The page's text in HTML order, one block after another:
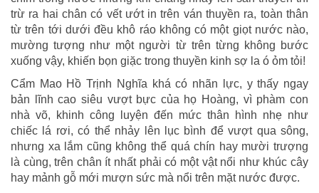
trừ ra hai chân có vết ướt in trên ván thuyền ra, toàn thân
từ trên tới dưới đều khô ráo không có một giọt nước nào,
mường tượng như một người từ trên từng không bước
xuống vậy, khiến bọn giặc trong thuyền kinh sợ la ó ỏm tỏi!
Cẩm Mao Hồ Trịnh Nghĩa khá có nhãn lực, y thấy ngay
bản lĩnh cao siêu vượt bực của họ Hoàng, vì phàm con
nhà võ, khinh công luyện đến mức thân hình nhẹ như
chiếc lá rơi, có thể nhảy lên lục bình để vượt qua sông,
nhưng xa lắm cũng không thể quá chín hay mười trượng
là cùng, trên chân ít nhất phải có một vật nổi như khúc cây
hay mảnh gỗ mới mượn sức mà nổi trên mặt nước được.